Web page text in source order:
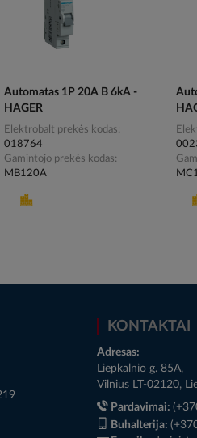
Automatas 1P 20A B 6kA -
HAGER
Elektrobalt prekės kodas
018764
Gamintojo prekės kodas
MB120A
KONTAKTAI
Adresas:
Liepkalnio g. 85A,
Vilnius LT-02120,
Pardavimai:
Buhalterija: